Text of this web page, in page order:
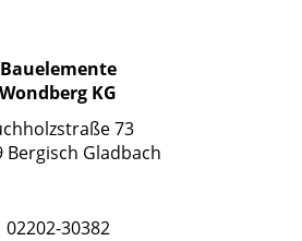
Bauelemente
Wondberg KG
73
Bergisch Gladbach
02202-30382